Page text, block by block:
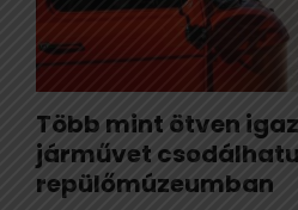
Több mint ötven
járművet
repülőmúzeumban